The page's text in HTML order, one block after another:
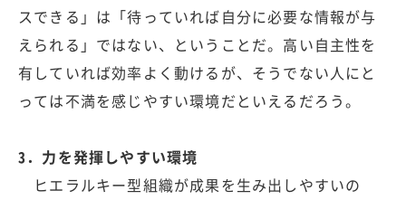
スできる」は「待っていれば自分に必要な情報が与
えられる」ではない、ということだ。高い自主性を
有していれば効率よく動けるが、そうでない人にと
っては不満を感じやすい環境だといえるだろう。
3．力を発揮しやすい環境
ヒエラルキー型組織が成果を生み出しやすいの